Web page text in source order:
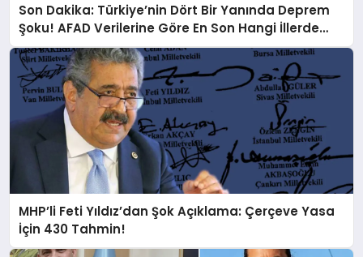
Son Dakika: Türkiye’nin Dört Bir Yanında Deprem
Şoku! AFAD Verilerine Göre En Son Hangi İllerde
Sallandı?
MHP’li Feti Yıldız’dan Şok Açıklama: Çerçeve Yasa
İçin 430 Tahmin!